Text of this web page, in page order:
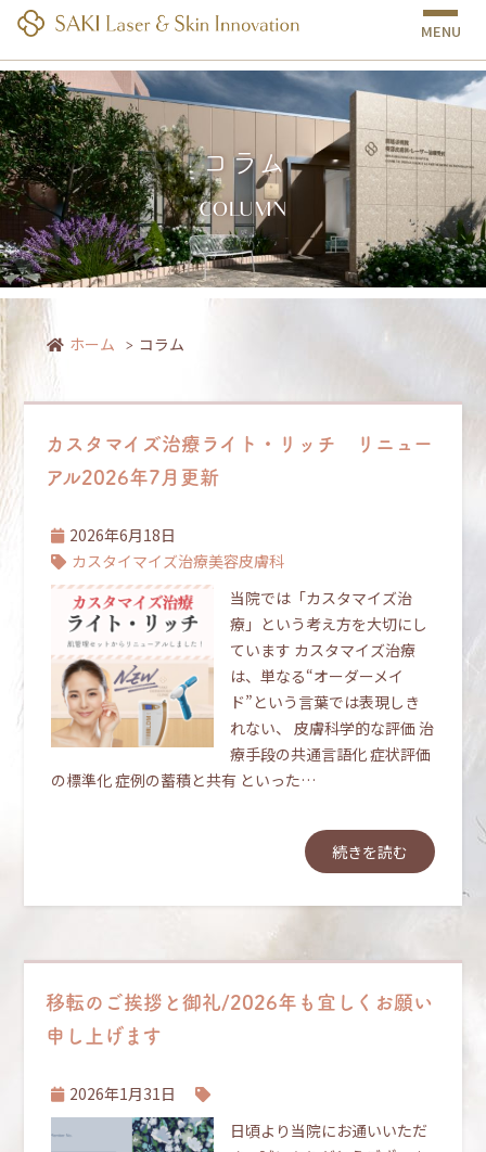
MENU
コラム
COLUMN
2025年8月｜南越谷病院 皮膚科・美容皮膚科・レーザー治療部門｜しみ・た
ホーム コラム
カスタマイズ治療ライト・リッチ リニュー
アル2026年7月更新
2026年6月18日
カスタイマイズ治療美容皮膚科
当院では「カスタマイズ治
療」という考え方を大切にし
ています カスタマイズ治療
は、単なる“オーダーメイ
ド”という言葉では表現しき
れない、 皮膚科学的な評価 治
療手段の共通言語化 症状評価
の標準化 症例の蓄積と共有 といった…
続きを読む
移転のご挨拶と御礼/2026年も宜しくお願い
申し上げます
2026年1月31日
日頃より当院にお通いいただ